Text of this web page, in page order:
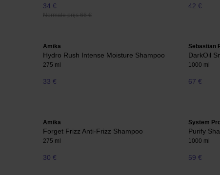
34 €
Normale prijs 66 €
42 €
Amika
Hydro Rush Intense Moisture Shampoo
275 ml
33 €
Sebastian
DarkOil
1000 ml
67 €
Amika
Forget Frizz Anti-Frizz Shampoo
275 ml
30 €
System
Purify
1000 ml
59 €